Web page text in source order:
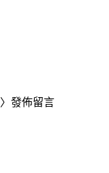
〉發佈留言